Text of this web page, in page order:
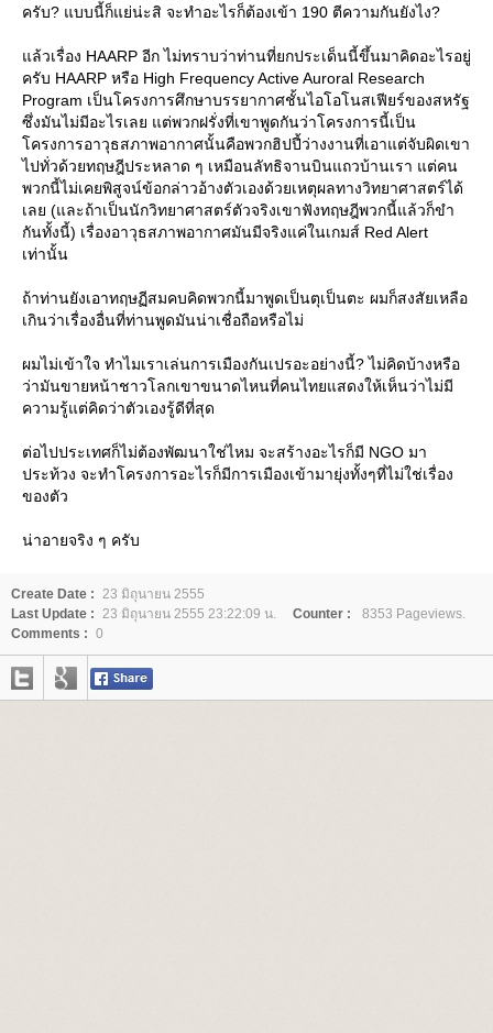
ครับ? แบบนี้ก็แย่น่ะสิ จะทำอะไรก็ต้องเข้า 190 ตีความกันยังไง?
ล้วเรื่อง HAARP อีก ไม่ทราบว่าท่านที่ยกประเด็นนี้ขึ้นมาคิดอะไรอยู่
ครับ HAARP หรือ High Frequency Active Auroral Research
Program เป็นโครงการศึกษาบรรยากาศชั้นไอโอโนสเฟียร์ของสหรัฐ
ซึ่งมันไม่มีอะไรเลย แต่พวกฝรั่งที่เขาพูดกันว่าโครงการนี้เป็น
ครงการอาวุธสภาพอากาศนั้นคือพวกฮิปปี้ว่างงานที่เอาแต่จับผิดเขา
ไปทั่วด้วยทฤษฎีประหลาด ๆ เหมือนลัทธิจานบินแถวบ้านเรา แต่คน
พวกนี้ไม่เคยพิสูจน์ข้อกล่าวอ้างตัวเองด้วยเหตุผลทางวิทยาศาสตร์ได้
เลย (และถ้าเป็นนักวิทยาศาสตร์ตัวจริงเขาฟังทฤษฎีพวกนี้แล้วก็ขำ
กันทั้งนี้) เรื่องอาวุธสภาพอากาศมันมีจริงแค่ในเกมส์ Red Alert
เท่านั้น
ถ้าท่านยังเอาทฤษฏีสมคบคิดพวกนี้มาพูดเป็นตุเป็นตะ ผมก็สงสัยเหลือ
เกินว่าเรื่องอื่นที่ท่านพูดมันน่าเชื่อถือหรือไม่
ผมไม่เข้าใจ ทำไมเราเล่นการเมืองกันเปรอะอย่างนี้? ไม่คิดบ้างหรือ
ว่ามันขายหน้าชาวโลกเขาขนาดไหนที่คนไทยแสดงให้เห็นว่าไม่มี
ความรู้แต่คิดว่าตัวเองรู้ดีที่สุด
ต่อไปประเทศก็ไม่ต้องพัฒนาใช่ไหม จะสร้างอะไรก็มี NGO มา
ประท้วง จะทำโครงการอะไรก็มีการเมืองเข้ามายุ่งทั้งๆที่ไม่ใช่เรื่อง
ของตัว
น่าอายจริง ๆ ครับ
Create Date : 23 มิถุนายน 2555
Last Update : 23 มิถุนายน 2555 23:22:09 น. Counter :
8353 Pageviews.
Comments : 0